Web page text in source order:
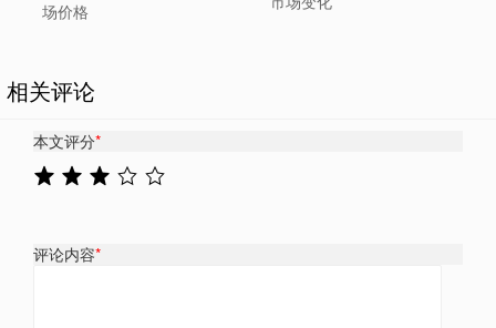
场价格
相关评论
本文评分*
评论内容*